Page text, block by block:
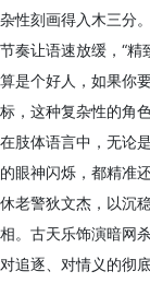
杂性刻画得入木三分
节奏让语速放缓，“精
算是个好人，如果你
标，这种复杂性的角
在肢体语言中，无论
的眼神闪烁，都精准
休老警狄文杰，以沉
相。古天乐饰演暗网
对追逐、对情义的彻